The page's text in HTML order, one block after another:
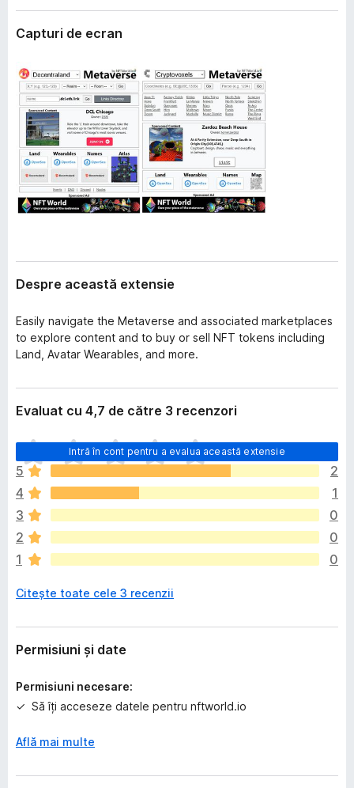
i
f
o
x
Capturi de ecran
Despre această extensie
Easily navigate the Metaverse and associated marketplaces
to explore content and to buy or sell NFT tokens including
Land, Avatar Wearables, and more.
Evaluat cu 4,7 de către 3 recenzori
Intră în cont pentru a evalua această extensie
N
u
e
x
i
s
t
ă
n
ă
e
a
u
r
5
2
4
1
3
0
2
0
1
0
Citește toate cele 3 recenzii
Permisiuni și date
Permisiuni necesare:
Să îți acceseze datele pentru nftworld.io
Află mai multe